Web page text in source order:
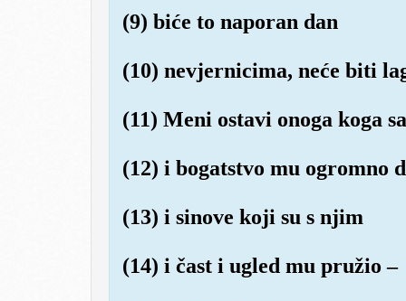
(9) biće to naporan dan
(10) nevjernicima, neće biti
(11) Meni ostavi onoga koga
(12) i bogatstvo mu ogromno
(13) i sinove koji su s njim
(14) i čast i ugled mu pružio –